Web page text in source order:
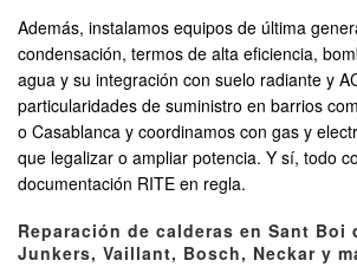
Además, instalamos equipos de última
condensación, termos de alta eficiencia,
agua y su integración con suelo radiante y
particularidades de suministro en barrios
o Casablanca y coordinamos con gas y
que legalizar o ampliar potencia. Y sí, todo
documentación RITE en regla.
Reparación de calderas en Sant Boi
Junkers, Vaillant, Bosch, Neckar y